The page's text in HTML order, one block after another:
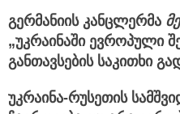
გერმანიის კანცლერმა
„უკრაინაში ევროპული
განთავსების საკითხი
უკრაინა-რუსეთის